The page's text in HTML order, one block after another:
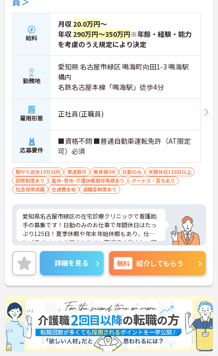
給料
月収 20.0万円～
年収 290万円～350万円※年齢・経験・能力
を考慮のうえ規定により決定
勤務地
愛知県 名古屋市緑区 鳴海町向田1-3 鳴海駅
構内
名鉄名古屋本線「鳴海駅」徒歩4分
雇用形態 正社員(正職員)
応募要件
■資格不問 ■普通自動車運転免許（AT限定
可）必須
駅から徒歩10分以内 車通勤可 無資格OK 日勤のみ
年間休日110日以上
研修制度あり
産休･育休･介護休暇取得実績あり
ボーナス・賞与あり
社会保険完備
交通費支給 退職金制度あり
愛知県名古屋市緑区の在宅診療クリニックで看護助
手の募集です！日勤のみのお仕事で年間休日はたっ
ぷり125日！夏季休暇や年末年始休暇もあり、仕事
とプライベートを両立しやすい職場です◎また、研
修支援制度などもあり、働きながらスキルアップを
目指せます♪ご興味のある方は面接ポイントをお伝
えしますので、お気軽にご相談ください！
詳細を見る 無料 紹介してもらう